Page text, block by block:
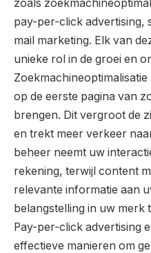
zoals
pay-per-click advertising,
mail marketing. Elk van
unieke rol in de groei en
op de eerste pagina van
brengen. Dit vergroot de
en trekt meer verkeer
beheer neemt uw
rekening, terwijl content
relevante informatie aan
belangstelling in uw merk
Pay-per-click advertising
effectieve manieren om